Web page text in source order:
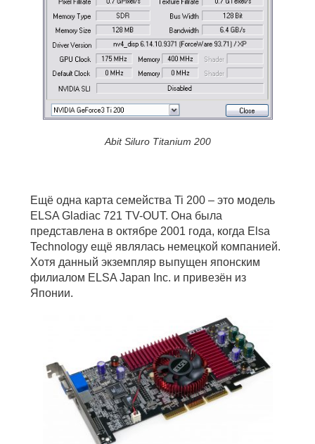
Abit Siluro Titanium 200
Ещё одна карта семейства Ti 200 – это модель
ELSA Gladiac 721 TV-OUT. Она была
представлена в октябре 2001 года, когда Elsa
Technology ещё являлась немецкой компанией.
Хотя данный экземпляр выпущен японским
филиалом ELSA Japan Inc. и привезён из
Японии.